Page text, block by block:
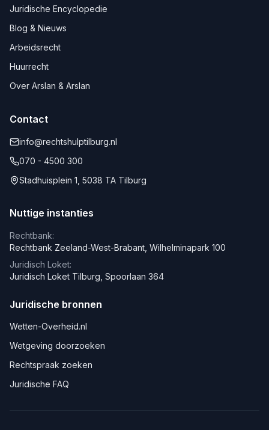
Juridische Encyclopedie
Blog & Nieuws
Arbeidsrecht
Huurrecht
Over Arslan & Arslan
Contact
info@rechtshulptilburg.nl
070 - 4500 300
Stadhuisplein 1, 5038 TA Tilburg
Nuttige instanties
Rechtbank:
Rechtbank Zeeland-West-Brabant, Wilhelminapark 100
Juridisch Loket:
Juridisch Loket Tilburg, Spoorlaan 364
Juridische bronnen
Wetten-Overheid.nl
Wetgeving doorzoeken
Rechtspraak zoeken
Juridische FAQ